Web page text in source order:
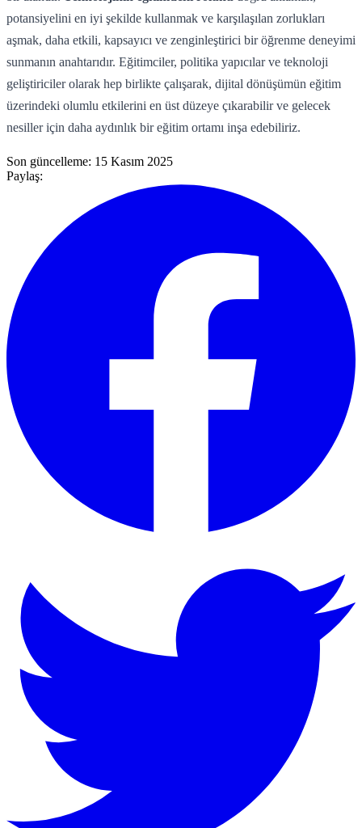
potansiyelini en iyi şekilde kullanmak ve karşılaşılan zorlukları
aşmak, daha etkili, kapsayıcı ve zenginleştirici bir öğrenme deneyimi
sunmanın anahtarıdır. Eğitimciler, politika yapıcılar ve teknoloji
geliştiriciler olarak hep birlikte çalışarak, dijital dönüşümün eğitim
üzerindeki olumlu etkilerini en üst düzeye çıkarabilir ve gelecek
nesiller için daha aydınlık bir eğitim ortamı inşa edebiliriz.
Son güncelleme: 15 Kasım 2025
Paylaş: